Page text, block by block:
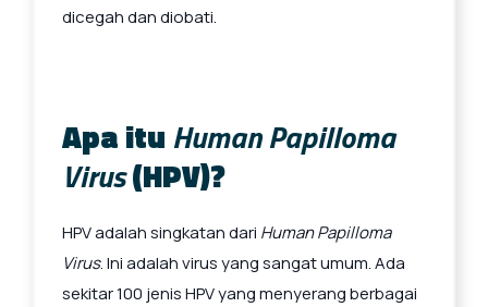
dicegah dan diobati.
Apa itu Human Papilloma
Virus(HPV)?
HPV adalah singkatan dari Human Papilloma
Virus. Ini adalah virus yang sangat umum. Ada
sekitar 100 jenis HPV yang menyerang berbagai